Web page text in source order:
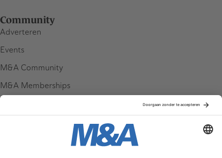
Community
Adverteren
Events
M&A Community
M&A Memberships